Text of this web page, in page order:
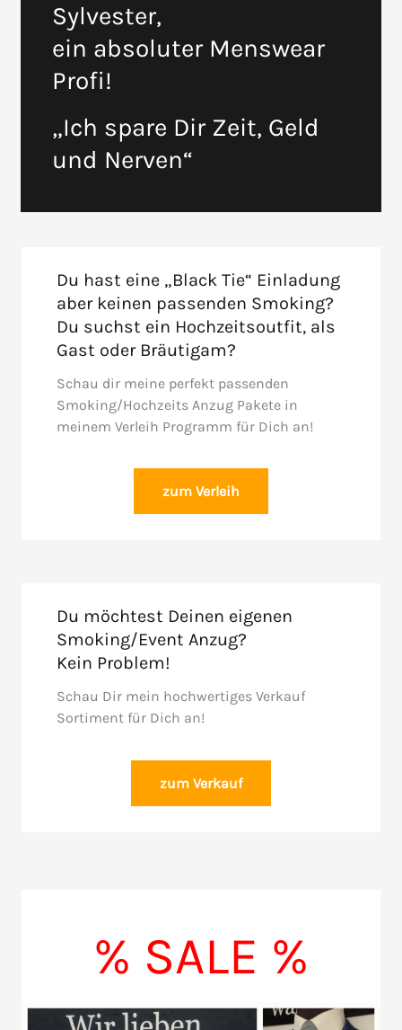
Sylvester,
ein absoluter Menswear
Profi!
„Ich spare Dir Zeit, Geld
und Nerven“
Du hast eine „Black Tie“ Einladung
aber keinen passenden Smoking?
Du suchst ein Hochzeitsoutfit, als
Gast oder Bräutigam?
Schau dir meine perfekt passenden
Smoking/Hochzeits Anzug Pakete in
meinem Verleih Programm für Dich an!
zum Verleih
Du möchtest Deinen eigenen
Smoking/Event Anzug?
Kein Problem!
Schau Dir mein hochwertiges Verkauf
Sortiment für Dich an!
zum Verkauf
% SALE %